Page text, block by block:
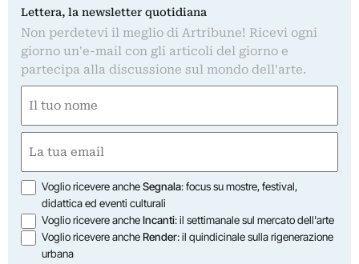
Lettera, la newsletter quotidiana
Non perdetevi il meglio di Artribune! Ricevi ogni
giorno un'e-mail con gli articoli del giorno e
partecipa alla discussione sul mondo dell'arte.
(Required)
(Required)
Opzioni
Voglio ricevere ancheSegnala: focus su mostre, festival,
didattica ed eventi culturali
Voglio ricevere ancheIncanti: il settimanale sul mercato dell'arte
Voglio ricevere ancheRender: il quindicinale sulla rigenerazione
urbana